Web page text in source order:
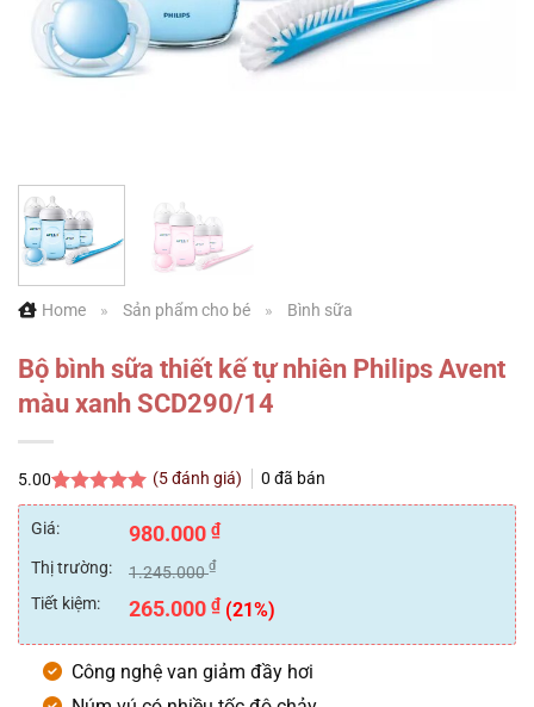
Home » Sản phẩm cho bé » Bình sữa
Bộ bình sữa thiết kế tự nhiên Philips Avent
màu xanh SCD290/14
5.00
5.00trên 5
dựa trên
5
(5đánh giá) 0 đã bán
Giá: 980.000 ₫
Thị trường:
1.245.000₫
Tiết kiệm: 265.000 ₫ (21%)
Công nghệ van giảm đầy hơi